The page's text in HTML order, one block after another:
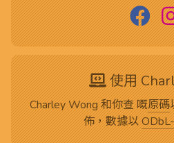
使用
Charley Wong 和你查 嘅原碼
佈，數據以